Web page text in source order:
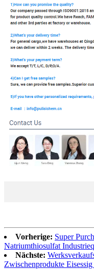
Vorherige: Super
Natriumthiosulfat
Nächste:
Zwischenprodukte